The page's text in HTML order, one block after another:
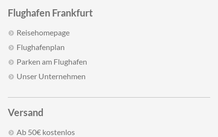
Flughafen Frankfurt
Reisehomepage
Flughafenplan
Parken am Flughafen
Unser Unternehmen
Versand
Ab 50€ kostenlos